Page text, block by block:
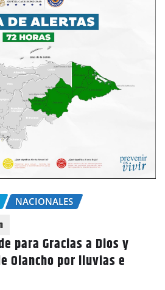
NACIONALES
para Gracias a Dios y
Olancho por lluvias e